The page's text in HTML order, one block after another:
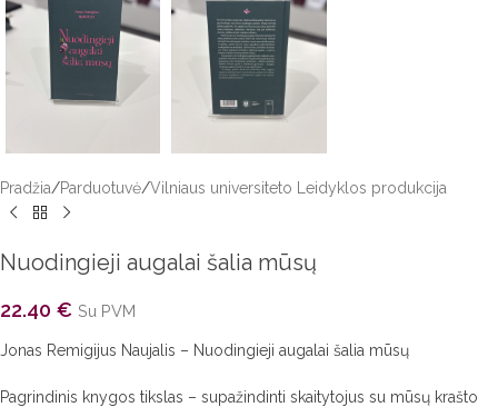
Pradžia/Parduotuvė/Vilniaus universiteto Leidyklos produkcija
Nuodingieji augalai šalia mūsų
22.40 € Su PVM
Jonas Remigijus Naujalis – Nuodingieji augalai šalia mūsų
Pagrindinis knygos tikslas – supažindinti skaitytojus su mūsų krašto